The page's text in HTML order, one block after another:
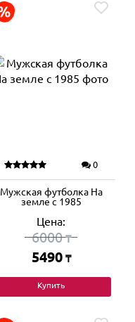
0
Мужская футболка На
земле с 1985
Цена:
6000₸
5490 ₸
Купить